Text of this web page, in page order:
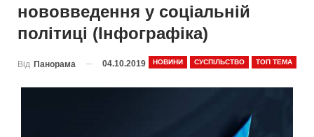
нововведення у соціальній
політиці (Інфографіка)
НОВИНИ СУСПІЛЬСТВО ТОП ТЕМА
Від Панорама 04.10.2019